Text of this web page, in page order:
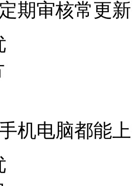
定期审核常更新
机电脑都能上